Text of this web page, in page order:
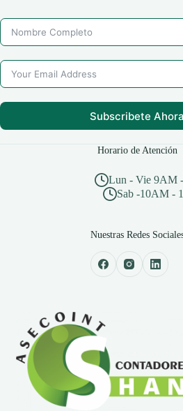
Subscribete Ahora
Horario de Atención
Lun - Vie 9AM
Sab -10AM -
Nuestras Redes